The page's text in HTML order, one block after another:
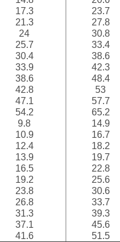
17.3
21.3
24
25.7
30.4
33.9
38.6
42.8
47.1
54.2
9.8
10.9
12.4
13.9
16.5
19.2
23.8
26.8
31.3
37.1
41.6
23.7
27.8
30.8
33.4
38.6
42.3
48.4
53
57.7
65.2
14.9
16.7
18.2
19.7
22.8
25.6
30.6
33.7
39.3
45.6
51.5